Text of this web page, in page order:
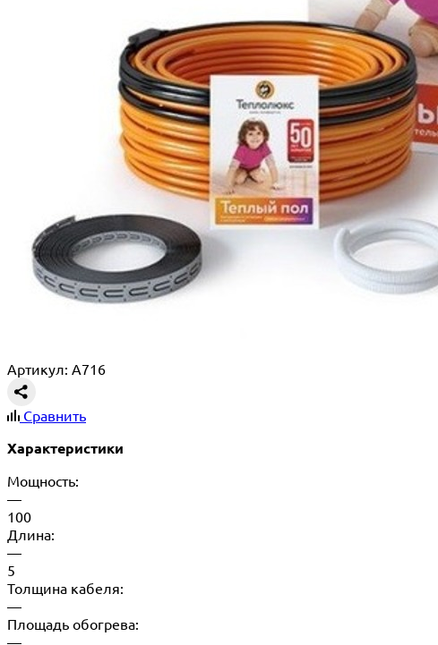
Артикул: A716
Сравнить
Характеристики
Мощность:
—
100
Длина:
—
5
Толщина кабеля:
—
Площадь обогрева: